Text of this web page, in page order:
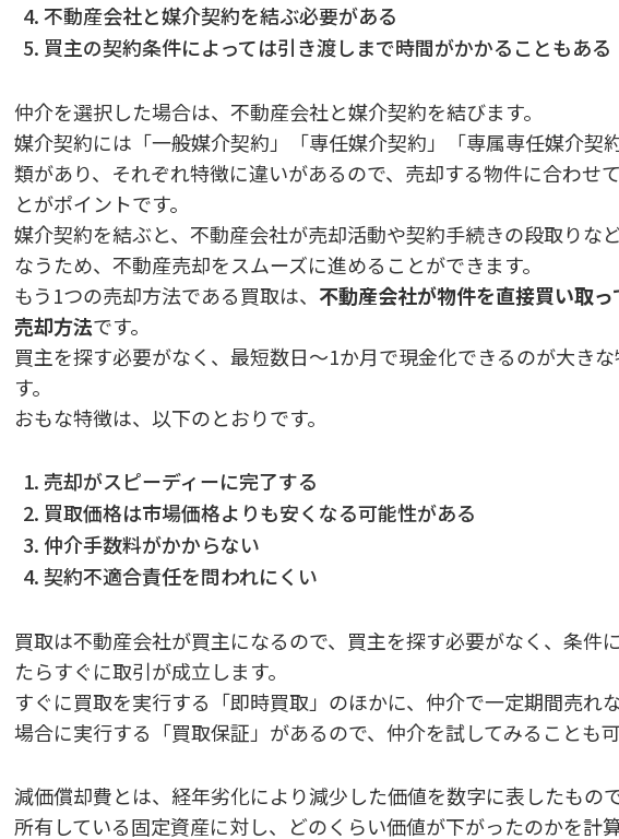
不動産会社と媒介契約を結ぶ必要がある
買主の契約条件によっては引き渡しまで時間がかかることもある
仲介を選択した場合は、不動産会社と媒介契約を結びます。
媒介契約には「一般媒介契約」「専任媒介契約」「専属専任媒介契
類があり、それぞれ特徴に違いがあるので、売却する物件に合わせ
とがポイントです。
媒介契約を結ぶと、不動産会社が売却活動や契約手続きの段取りな
なうため、不動産売却をスムーズに進めることができます。
もう1つの売却方法である買取は、 不動産会社が物件を直接買い取っ
売却方法です。
買主を探す必要がなく、最短数日〜1か月で現金化できるのが大き
す。
おもな特徴は、以下のとおりです。
売却がスピーディーに完了する
買取価格は市場価格よりも安くなる可能性がある
仲介手数料がかからない
契約不適合責任を問われにくい
買取は不動産会社が買主になるので、買主を探す必要がなく、条件
たらすぐに取引が成立します。
すぐに買取を実行する「即時買取」のほかに、仲介で一定期間売れ
場合に実行する「買取保証」があるので、仲介を試してみることも
減価償却費とは、経年劣化により減少した価値を数字に表したもの
所有している固定資産に対し、どのくらい価値が下がったのかを計